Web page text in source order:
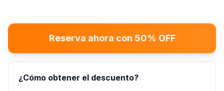
Reserva ahora con 50% OFF
¿Cómo obtener el descuento?